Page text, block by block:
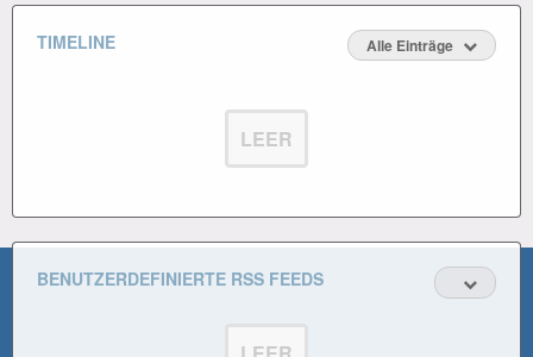
TIMELINE Alle Einträge
LEER
BENUTZERDEFINIERTE RSS FEEDS